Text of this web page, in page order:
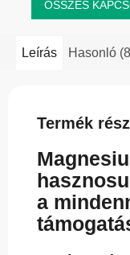
ÖSSZES
Leírás Hasonló
Termék
a